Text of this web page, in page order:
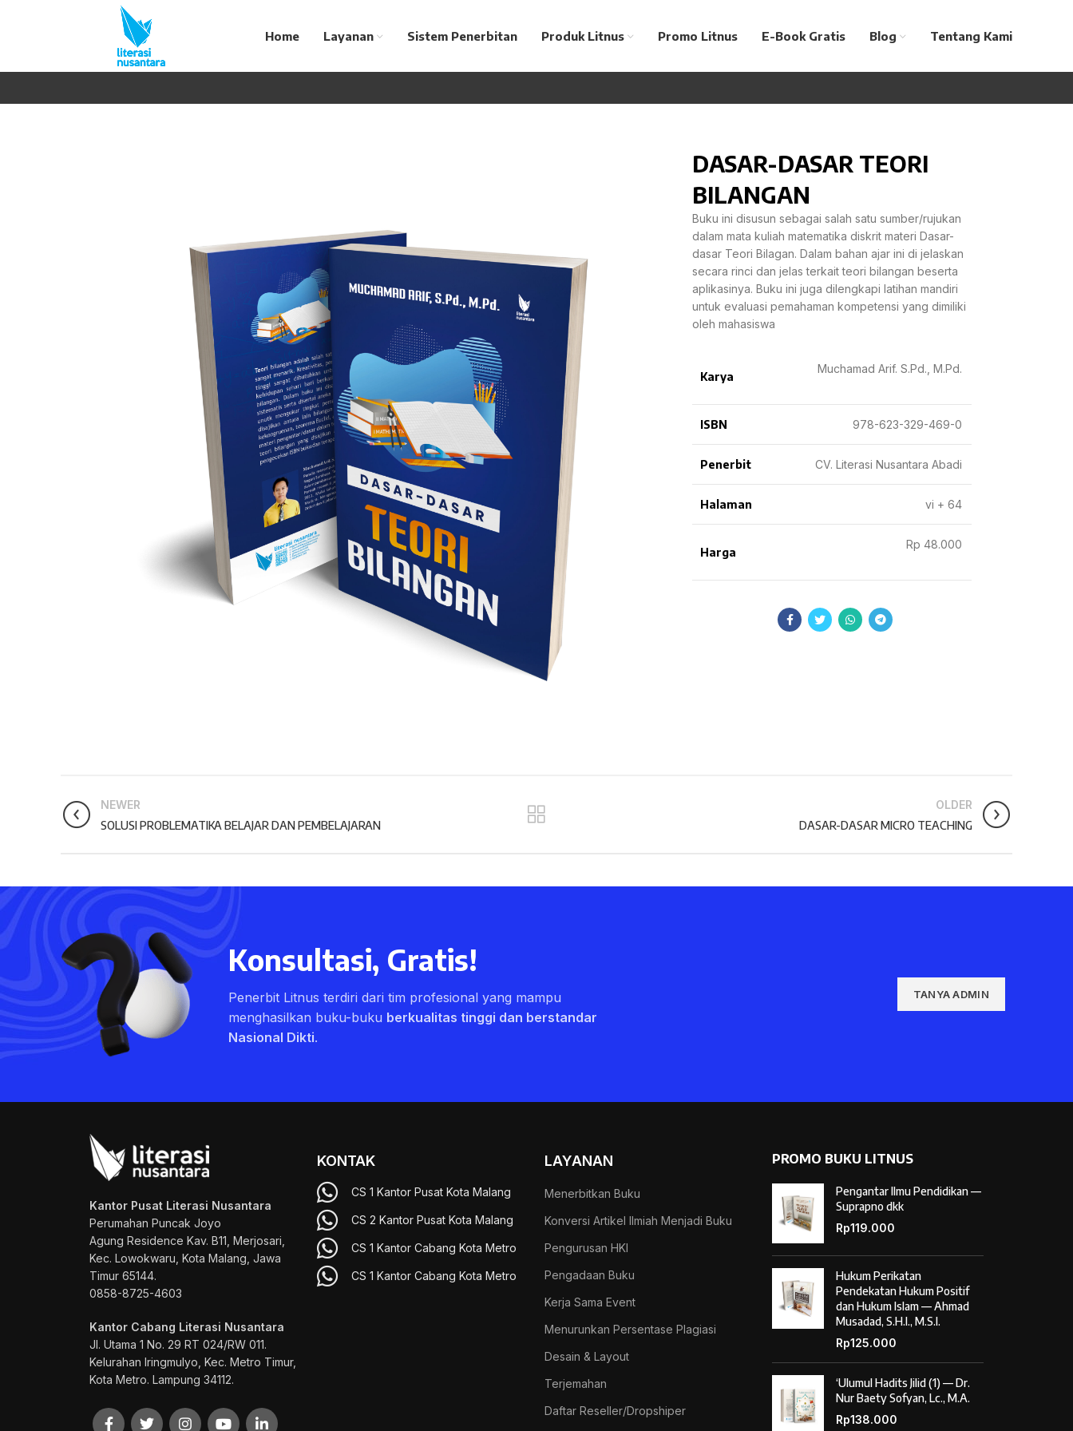
Home Layanan Sistem Penerbitan Produk Litnus Promo Litnus E-Book Gratis Blog Tentang Kami
DASAR-DASAR TEORI
BILANGAN
Buku ini disusun sebagai salah satu sumber/rujukan
dalam mata kuliah matematika diskrit materi Dasar-
dasar Teori Bilagan. Dalam bahan ajar ini di jelaskan
secara rinci dan jelas terkait teori bilangan beserta
aplikasinya. Buku ini juga dilengkapi latihan mandiri
untuk evaluasi pemahaman kompetensi yang dimiliki
oleh mahasiswa
Karya
Muchamad Arif. S.Pd., M.Pd.
ISBN 978-623-329-469-0
Penerbit CV. Literasi Nusantara Abadi
Halaman vi + 64
Harga
Rp 48.000
NEWER
SOLUSI PROBLEMATIKA BELAJAR DAN PEMBELAJARAN
OLDER
DASAR-DASAR MICRO TEACHING
Konsultasi, Gratis!
Penerbit Litnus terdiri dari tim profesional yang mampu
menghasilkan buku-buku berkualitas tinggi dan berstandar
Nasional Dikti.
TANYA ADMIN
Kantor Pusat Literasi Nusantara
Perumahan Puncak Joyo
Agung Residence Kav. B11, Merjosari,
Kec. Lowokwaru, Kota Malang, Jawa
Timur 65144.
0858-8725-4603
Kantor Cabang Literasi Nusantara
Jl. Utama 1 No. 29 RT 024/RW 011.
Kelurahan Iringmulyo, Kec. Metro Timur,
Kota Metro. Lampung 34112.
KONTAK
CS 1 Kantor Pusat Kota Malang
CS 2 Kantor Pusat Kota Malang
CS 1 Kantor Cabang Kota Metro
CS 1 Kantor Cabang Kota Metro
LAYANAN
Menerbitkan Buku
Konversi Artikel Ilmiah Menjadi Buku
Pengurusan HKI
Pengadaan Buku
Kerja Sama Event
Menurunkan Persentase Plagiasi
Desain & Layout
Terjemahan
Daftar Reseller/Dropshiper
PROMO BUKU LITNUS
Pengantar Ilmu Pendidikan —
Suprapno dkk
Rp119.000
Hukum Perikatan
Pendekatan Hukum Positif
dan Hukum Islam — Ahmad
Musadad, S.H.I., M.S.I.
Rp125.000
‘Ulumul Hadits Jilid (1) — Dr.
Nur Baety Sofyan, Lc., M.A.
Rp138.000